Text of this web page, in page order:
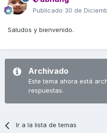
Publicado 30 de
Saludos y bienvenido.
Archivado
Este tema ahora está
respuestas.
Ir a la lista de temas